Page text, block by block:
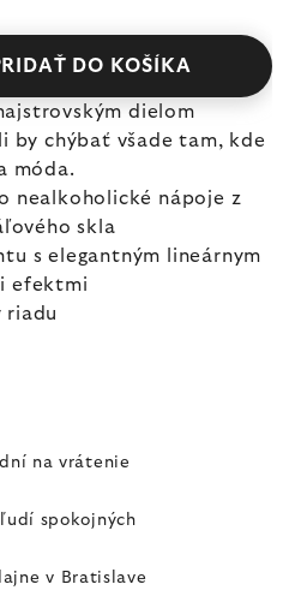
DO KOŠÍKA
dielom
by chýbať všade tam, kde
móda.
nealkoholické nápoje z
skla
s elegantným lineárnym
efektmi
riadu
na vrátenie
spokojných
v Bratislave